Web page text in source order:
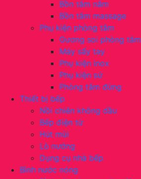
Bồn tắm nằm
Bồn tắm massage
Phụ kiện phòng tắm
Gương soi phòng tắm
Máy sấy tay
Phụ kiện inox
Phụ kiện sứ
Phòng tắm đứng
Thiết bị bếp
Nồi chiên không dầu
Bếp điện từ
Hút mùi
Lò nướng
Dụng cụ nhà bếp
Bình nước nóng